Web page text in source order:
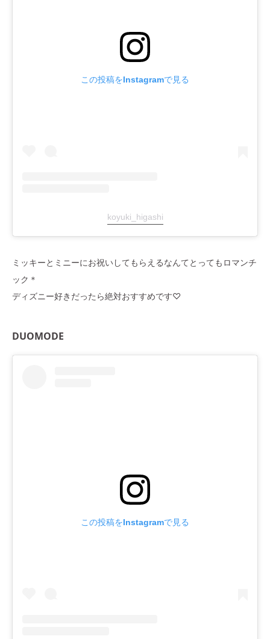
この投稿をInstagramで見る
koyuki_higashi
ミッキーとミニーにお祝いしてもらえるなんてとってもロマンチ
ック＊
ディズニー好きだったら絶対おすすめです♡
DUOMODE
この投稿をInstagramで見る